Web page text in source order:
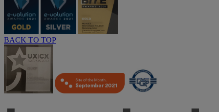
BACK TO TOP